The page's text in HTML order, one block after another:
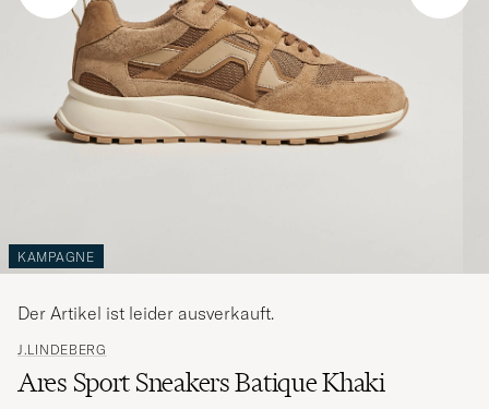
KAMPAGNE
J.LINDEBERG
Ares Sport Sneakers Batique Khaki
Der Artikel ist leider ausverkauft.